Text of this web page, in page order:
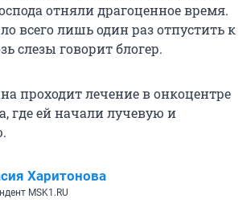
отняли драгоценное время.
всего лишь один раз отпустить к
слезы говорит блогер.
проходит лечение в онкоцентре
где ей начали лучевую и
Харитонова
MSK1.RU